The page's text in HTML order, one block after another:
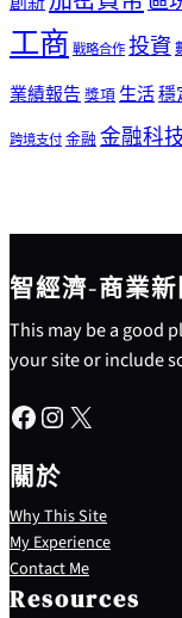
工商 戰略合作投資
業績報告 獎項生活穩
跨境支付金融 金融科
智經濟-商業
This may be a good
your site or include
Facebook Instagram X
關於
Why This Site
My Experience
Contact Me
Resources